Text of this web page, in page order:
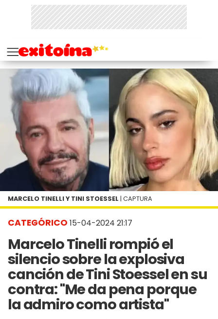
CATEGÓRICO 15-04-2024 21:17
Marcelo Tinelli rompió el
silencio sobre la explosiva
canción de Tini Stoessel en su
contra: "Me da pena porque
la admiro como artista"
MARCELO TINELLI Y TINI STOESSEL | CAPTURA